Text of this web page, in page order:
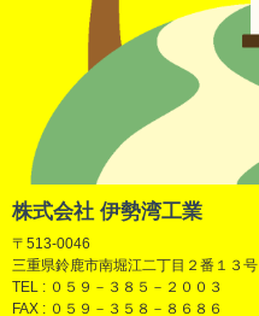
株式会社 伊勢湾工業
〒513-0046
三重県鈴鹿市南堀江二丁目２番１３号
TEL : ０５９－３８５－２００３
FAX : ０５９－３５８－８６８６